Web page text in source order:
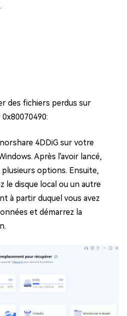
des fichiers perdus sur
4DDiG sur votre
Après l'avoir lancé,
options. Ensuite,
le disque local ou un autre
à partir duquel vous avez
et démarrez la